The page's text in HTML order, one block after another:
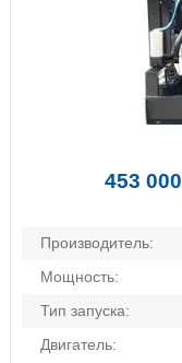
453 000
Производитель:
Мощность:
Тип запуска:
Двигатель: